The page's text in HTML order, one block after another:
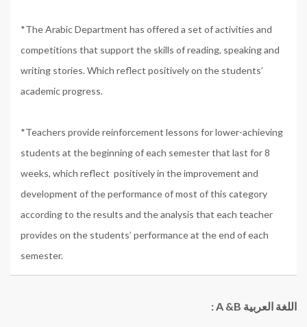
*The Arabic Department has offered a set of activities and
competitions that support the skills of reading, speaking and
writing stories. Which reflect positively on the students’
academic progress.
*Teachers provide reinforcement lessons for lower-achieving
students at the beginning of each semester that last for 8
weeks, which reflect positively in the improvement and
development of the performance of most of this category
according to the results and the analysis that each teacher
provides on the students’ performance at the end of each
semester.
اللغة العربية A &B :